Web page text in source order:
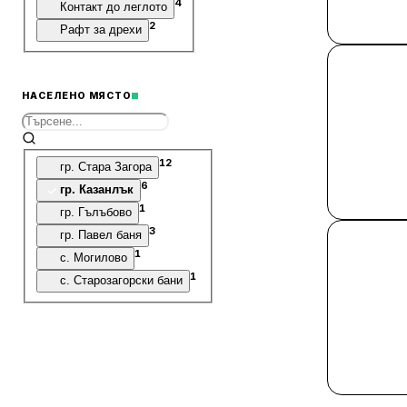
Контакт до леглото 4
Рафт за дрехи 2
НАСЕЛЕНО МЯСТО
гр. Стара Загора 12
гр. Казанлък 6
гр. Гълъбово 1
гр. Павел баня 3
с. Могилово 1
с. Старозагорски бани 1